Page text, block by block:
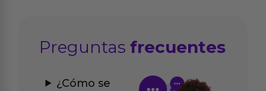
Preguntasfrecuentes
¿Cómo se